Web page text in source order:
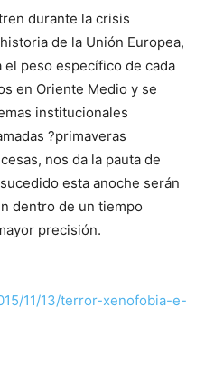
durante la crisis
de la Unión Europea,
peso específico de cada
en Oriente Medio y se
institucionales
?primaveras
nos da la pauta de
esta anoche serán
dentro de un tiempo
precisión.
11/13/terror-xenofobia-e-